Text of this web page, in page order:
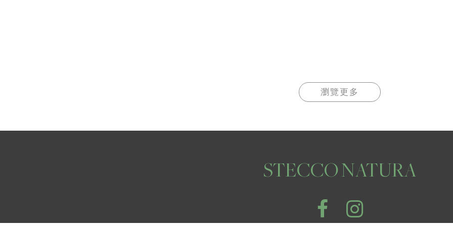
瀏覽更多
STECCO NATURA